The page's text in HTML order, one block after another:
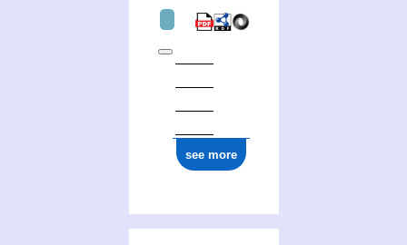
see more